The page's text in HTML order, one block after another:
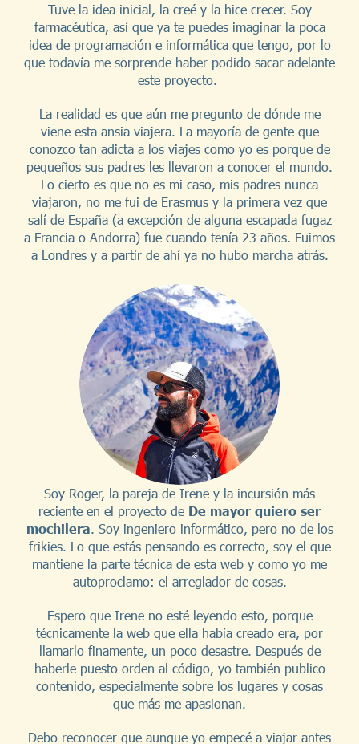
Tuve la idea inicial, la creé y la hice crecer. Soy
farmacéutica, así que ya te puedes imaginar la poca
idea de programación e informática que tengo, por lo
que todavía me sorprende haber podido sacar adelante
este proyecto.
La realidad es que aún me pregunto de dónde me
viene esta ansia viajera. La mayoría de gente que
conozco tan adicta a los viajes como yo es porque de
pequeños sus padres les llevaron a conocer el mundo.
Lo cierto es que no es mi caso, mis padres nunca
viajaron, no me fui de Erasmus y la primera vez que
salí de España (a excepción de alguna escapada fugaz
a Francia o Andorra) fue cuando tenía 23 años. Fuimos
a Londres y a partir de ahí ya no hubo marcha atrás.
Soy Roger, la pareja de Irene y la incursión más
reciente en el proyecto de De mayor quiero ser
mochilera. Soy ingeniero informático, pero no de los
frikies. Lo que estás pensando es correcto, soy el que
mantiene la parte técnica de esta web y como yo me
autoproclamo: el arreglador de cosas.
Espero que Irene no esté leyendo esto, porque
técnicamente la web que ella había creado era, por
llamarlo finamente, un poco desastre. Después de
haberle puesto orden al código, yo también publico
contenido, especialmente sobre los lugares y cosas
que más me apasionan.
Debo reconocer que aunque yo empecé a viajar antes